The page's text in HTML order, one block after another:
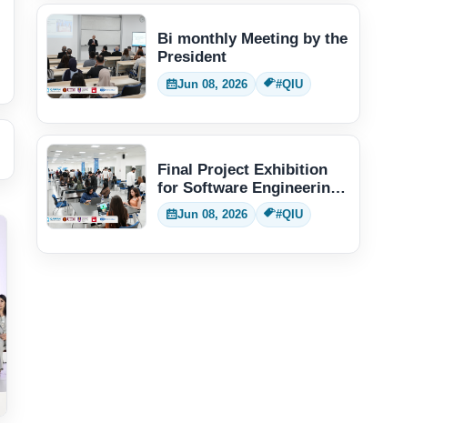
Bi monthly Meeting by the
President
Jun 08, 2026 #QIU
Final Project Exhibition
for Software Engineering
students
Jun 08, 2026 #QIU